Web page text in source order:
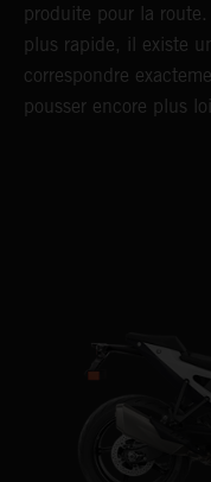
produite pour la
plus rapide, il existe
correspondre
pousser encore plus